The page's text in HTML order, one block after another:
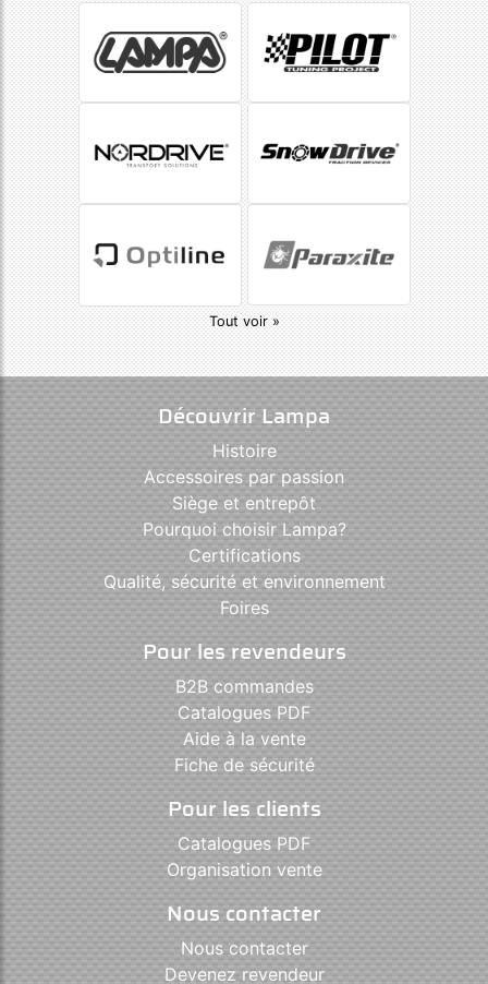
Tout voir »
Découvrir Lampa
Histoire
Accessoires par passion
Siège et entrepôt
Pourquoi choisir Lampa?
Certifications
Qualité, sécurité et environnement
Foires
Pour les revendeurs
B2B commandes
Catalogues PDF
Aide à la vente
Fiche de sécurité
Pour les clients
Catalogues PDF
Organisation vente
Nous contacter
Nous contacter
Devenez revendeur